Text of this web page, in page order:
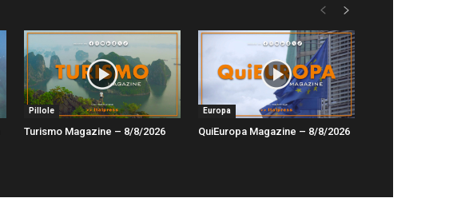
Pillole
Turismo Magazine – 8/8/2026
Europa
QuiEuropa Magazine – 8/8/2026